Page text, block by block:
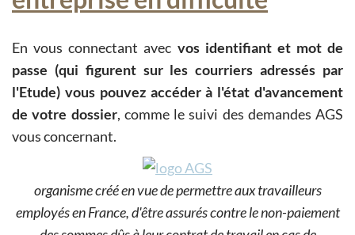
En vous connectant avec vos identifiant et mot de
passe (qui figurent sur les courriers adressés par
l'Etude) vous pouvez accéder à l'état d'avancement
de votre dossier, comme le suivi des demandes AGS
vous concernant.
organisme créé en vue de permettre aux travailleurs
employés en France, d'être assurés contre le non-paiement